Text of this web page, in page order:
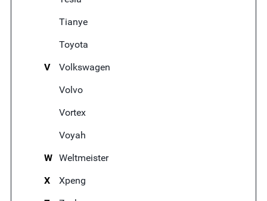
Tianye
Toyota
V
Volkswagen
Volvo
Vortex
Voyah
W Weltmeister
X
Xpeng